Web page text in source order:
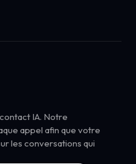
IA. Notre
appel afin que votre
les conversations qui